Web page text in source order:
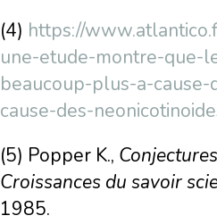
(4) https://
une-etude-montre-que-
beaucoup-plus-a-
cause-des-
(5) Popper K.,
Croissances du savoir
1985.